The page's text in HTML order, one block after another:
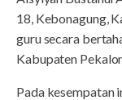
18, Kebonagung,
guru secara
Kabupaten
Pada kesempatan